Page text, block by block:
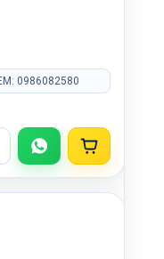
0986082580